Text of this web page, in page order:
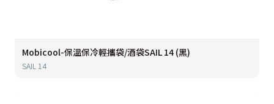
Mobicool-保溫保冷輕攜袋/酒袋SAIL 14 (黑)
SAIL 14